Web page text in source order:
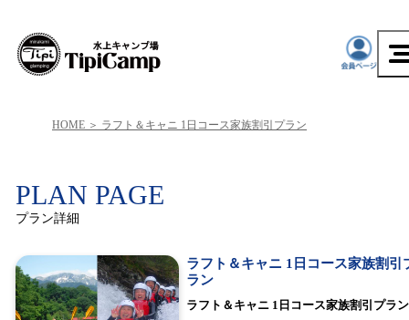
HOME ラフト＆キャニ 1日コース家族割引プラン
PLAN PAGE
プラン詳細
ラフト＆キャニ 1日コース家族割引
ラン
ラフト＆キャニ 1日コース家族割引プラン